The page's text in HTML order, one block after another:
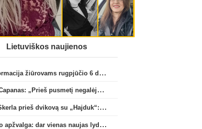
Lietuviškos naujienos
Informacija žiūrovams rugpjūčio 6 d. UEFA rungtynėms
M. Capanas: „Prieš pusmetį negalėjau net įsivaizduoti, kad žaisime prieš „Hajduk“
A. Skerla prieš dvikovą su „Hajduk“: „Tai kito kalibro komanda“
Turo apžvalga: dar vienas naujas lyderis